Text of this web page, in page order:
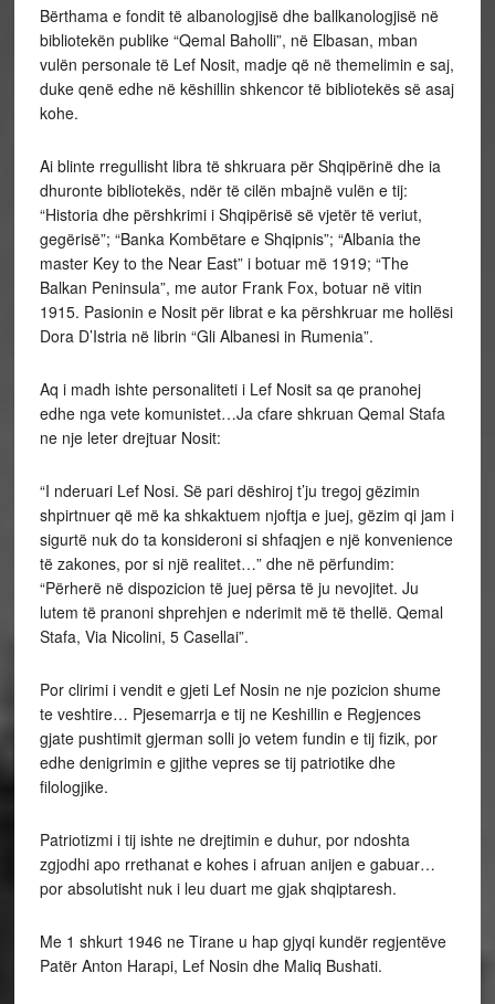
Bërthama e fondit të albanologjisë dhe ballkanologjisë në
bibliotekën publike “Qemal Baholli”, në Elbasan, mban
vulën personale të Lef Nosit, madje që në themelimin e saj,
duke qenë edhe në këshillin shkencor të bibliotekës së asaj
kohe.
Ai blinte rregullisht libra të shkruara për Shqipërinë dhe ia
dhuronte bibliotekës, ndër të cilën mbajnë vulën e tij:
“Historia dhe përshkrimi i Shqipërisë së vjetër të veriut,
gegërisë”; “Banka Kombëtare e Shqipnis”; “Albania the
master Key to the Near East” i botuar më 1919; “The
Balkan Peninsula”, me autor Frank Fox, botuar në vitin
1915. Pasionin e Nosit për librat e ka përshkruar me hollësi
Dora D’Istria në librin “Gli Albanesi in Rumenia”.
Aq i madh ishte personaliteti i Lef Nosit sa qe pranohej
edhe nga vete komunistet…Ja cfare shkruan Qemal Stafa
ne nje leter drejtuar Nosit:
“I nderuari Lef Nosi. Së pari dëshiroj t’ju tregoj gëzimin
shpirtnuer që më ka shkaktuem njoftja e juej, gëzim qi jam i
sigurtë nuk do ta konsideroni si shfaqjen e një konvenience
të zakones, por si një realitet…” dhe në përfundim:
“Përherë në dispozicion të juej përsa të ju nevojitet. Ju
lutem të pranoni shprehjen e nderimit më të thellë. Qemal
Stafa, Via Nicolini, 5 Casellai”.
Por clirimi i vendit e gjeti Lef Nosin ne nje pozicion shume
te veshtire… Pjesemarrja e tij ne Keshillin e Regjences
gjate pushtimit gjerman solli jo vetem fundin e tij fizik, por
edhe denigrimin e gjithe vepres se tij patriotike dhe
filologjike.
Patriotizmi i tij ishte ne drejtimin e duhur, por ndoshta
zgjodhi apo rrethanat e kohes i afruan anijen e gabuar…
por absolutisht nuk i leu duart me gjak shqiptaresh.
Me 1 shkurt 1946 ne Tirane u hap gjyqi kundër regjentëve
Patër Anton Harapi, Lef Nosin dhe Maliq Bushati.